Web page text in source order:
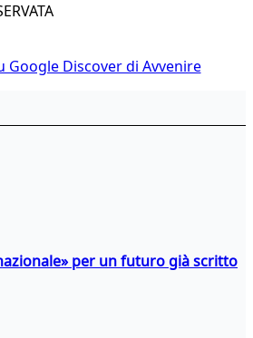
Google Discover di Avvenire
per un futuro già scritto